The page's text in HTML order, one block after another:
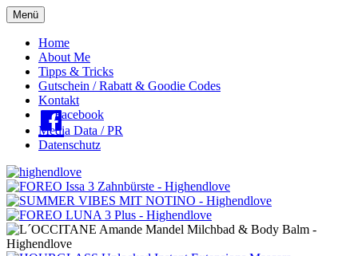
Menü
Oberes
Menü
Home
About Me
Tipps & Tricks
Gutschein / Rabatt & Goodie Codes
Kontakt
Facebook
Media Data / PR
Datenschutz